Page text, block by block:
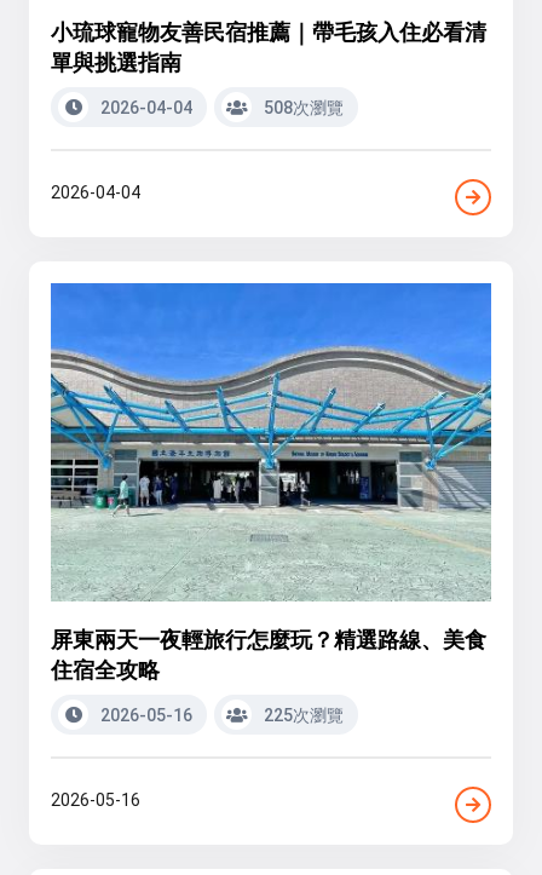
小琉球寵物友善民宿推薦｜帶毛孩入住必看清
單與挑選指南
2026-04-04 508次瀏覽
2026-04-04
屏東兩天一夜輕旅行怎麼玩？精選路線、美食
住宿全攻略
2026-05-16 225次瀏覽
2026-05-16